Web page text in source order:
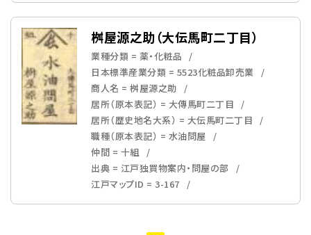
桝屋源之助（大伝馬町二丁目）
業種分類 = 薬・化粧品
日本標準産業分類 = 5523化粧品卸売業
商人名 = 桝屋源之助
居所（原本表記） = 大傳馬町二丁目
居所（歴史地名大系） = 大伝馬町二丁目
職種（原本表記） = 水油問屋
仲間 = 十組
出典 = 江戸独買物案内・問屋の部
江戸マップID = 3-167